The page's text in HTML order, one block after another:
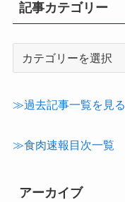
記事カテゴリー
テ
≫過去記事一覧を見る
≫食肉速報目次一覧
アーカイブ